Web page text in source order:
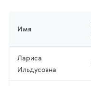
Имя
Лариса
Ильдусовна